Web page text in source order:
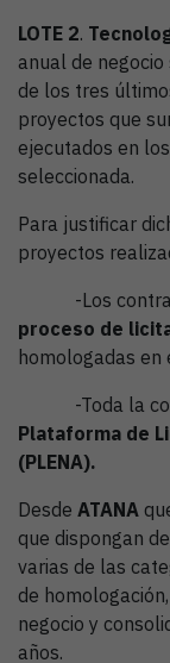
LOTE 2.
anual de
de los tres
proyectos que
ejecutados en
seleccionada.
Para justificar
proyectos
-Los
proceso de
homologadas en
-Toda la
Plataforma de
(PLENA).
Desde ATANA
que dispongan
varias de las
de
negocio y
años.